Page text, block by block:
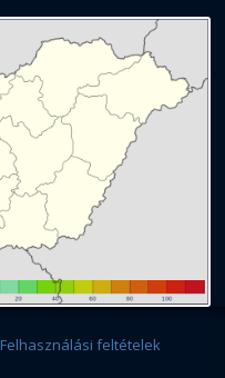
Felhasználási feltételek